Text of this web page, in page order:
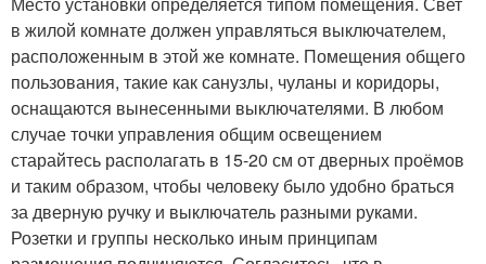
в жилой комнате должен управляться выключателем,
расположенным в этой же комнате. Помещения общего
пользования, такие как санузлы, чуланы и коридоры,
оснащаются вынесенными выключателями. В любом
случае точки управления общим освещением
старайтесь располагать в 15-20 см от дверных проёмов
и таким образом, чтобы человеку было удобно браться
за дверную ручку и выключатель разными руками.
Розетки и группы несколько иным принципам